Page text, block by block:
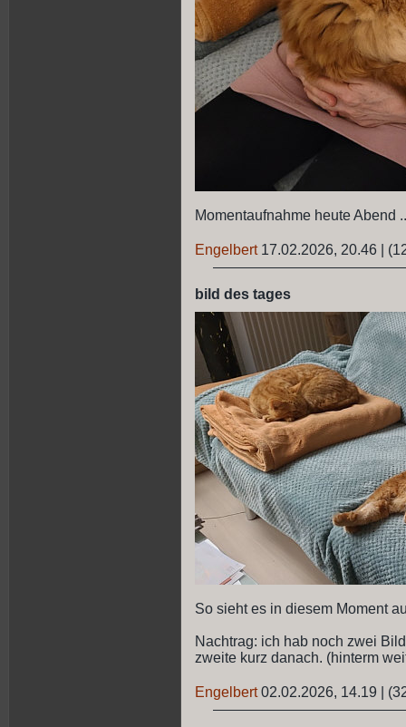
Momentaufnahme heute Abend
Engelbert 17.02.2026, 20.46
bild des tages
So sieht es in diesem Moment
Nachtrag: ich hab noch zwei
zweite kurz danach. (hinterm
Engelbert 02.02.2026, 14.19